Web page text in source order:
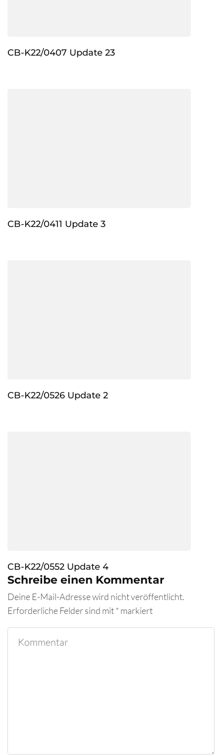
CB-K22/0407 Update 23
CB-K22/0411 Update 3
CB-K22/0526 Update 2
CB-K22/0552 Update 4
Schreibe einen Kommentar
Deine E-Mail-Adresse wird nicht veröffentlicht.
Erforderliche Felder sind mit* markiert